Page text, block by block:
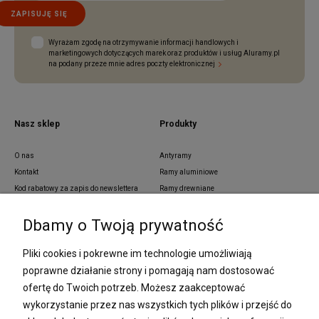
ZAPISUJĘ SIĘ
Wyrażam zgodę na otrzymywanie informacji handlowych i
marketingowych dotyczących marek oraz produktów i usług Aluramy.pl
na podany przeze mnie adres poczty elektronicznej
Nasz sklep
O nas
Kontakt
Kod rabatowy za zapis do newslettera
Zamówienia indywidualne
Polityka prywatności
Produkty
Antyramy
Ramy aluminiowe
Ramy drewniane
Ramy z tworzywa sztucznego
Passe partout
Lustra i ramy na wymiar
Oprawa dyplomów
Oprawa plakatów
Dbamy o Twoją prywatność
Pliki cookies i pokrewne im technologie umożliwiają
poprawne działanie strony i pomagają nam dostosować
ofertę do Twoich potrzeb. Możesz zaakceptować
wykorzystanie przez nas wszystkich tych plików i przejść do